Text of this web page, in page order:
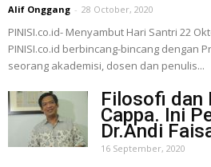
Alif Onggang - 28 October, 2020
PINISI.co.id- Menyambut Hari Santri 22
PINISI.co.id berbincang-bincang dengan
seorang akademisi, dosen dan penulis...
Filosofi dan
Cappa. Ini
Dr.Andi
16 September, 2020